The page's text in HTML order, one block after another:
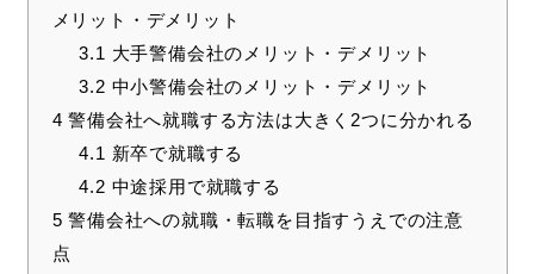
メリット・デメリット
3.1 大手警備会社のメリット・デメリット
3.2 中小警備会社のメリット・デメリット
4 警備会社へ就職する方法は大きく2つに分かれる
4.1 新卒で就職する
4.2 中途採用で就職する
5 警備会社への就職・転職を目指すうえでの注意
点